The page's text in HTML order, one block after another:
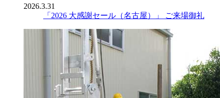
2026.3.31
「2026 大感謝セール（名古屋）」 ご来場御礼